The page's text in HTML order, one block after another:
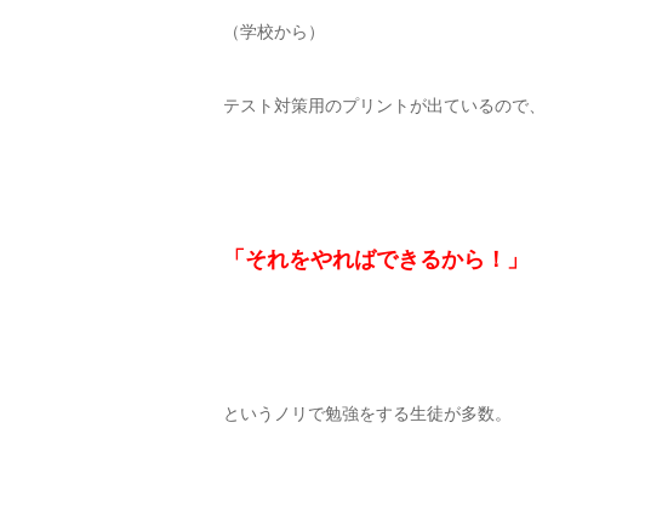
（学校から）
テスト対策用のプリントが出ているので、
「それをやればできるから！」
というノリで勉強をする生徒が多数。